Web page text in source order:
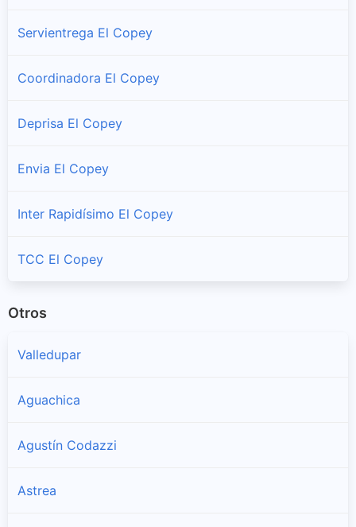
Servientrega El Copey
Coordinadora El Copey
Deprisa El Copey
Envia El Copey
Inter Rapidísimo El Copey
TCC El Copey
Otros
Valledupar
Aguachica
Agustín Codazzi
Astrea